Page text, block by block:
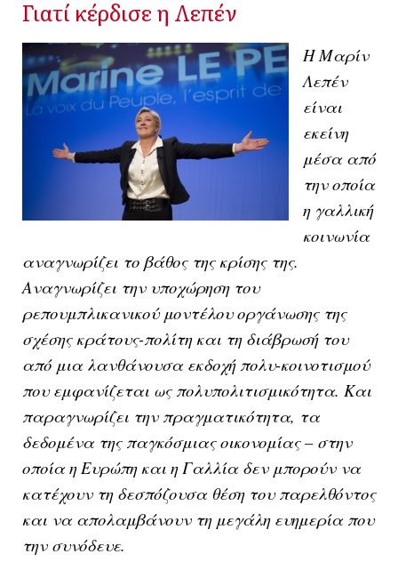
Γιατί κέρδισε η Λεπέν
Η Μαρίν
Λεπέν
είναι
εκείνη
μέσα από
την οποία
η γαλλική
κοινωνία
αναγνωρίζει το βάθος της κρίσης της.
Αναγνωρίζει την υποχώρηση του
ρεπουμπλικανικού μοντέλου οργάνωσης της
σχέσης κράτους-πολίτη και τη διάβρωσή του
από μια λανθάνουσα εκδοχή πολυ-κοινοτισμού
που εμφανίζεται ως πολυπολιτισμικότητα. Και
παραγνωρίζει την πραγματικότητα, τα
δεδομένα της παγκόσμιας οικονομίας – στην
οποία η Ευρώπη και η Γαλλία δεν μπορούν να
κατέχουν τη δεσπόζουσα θέση του παρελθόντος
και να απολαμβάνουν τη μεγάλη ευημερία που
την συνόδευε.